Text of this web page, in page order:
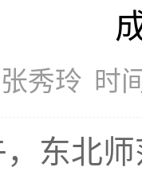
秀玲 时
东北